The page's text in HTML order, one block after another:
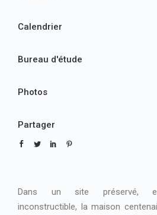
Calendrier
Bureau d'étude
Photos
Partager
Dans un site préservé, et
inconstructible, la maison